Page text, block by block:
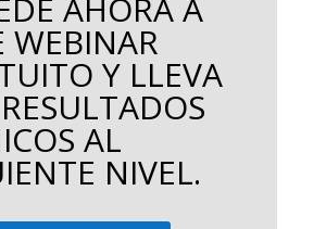
AHORA A
WEBINAR
Y LLEVA
AL
NIVEL.